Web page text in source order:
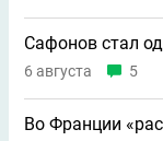
Сафонов стал
6 августа 5
Во Франции